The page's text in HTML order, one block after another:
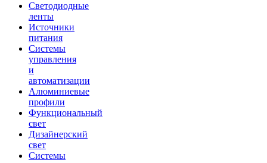
Светодиодные
ленты
Источники
питания
Системы
управления
и
автоматизации
Алюминиевые
профили
Функциональный
свет
Дизайнерский
свет
Системы